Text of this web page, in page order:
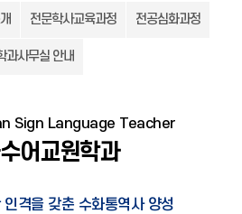
전문학사교육과정 전공심화과정
과사무실 안내
Sign Language Teacher
어교원학과
인격을 갖춘 수화통역사 양성